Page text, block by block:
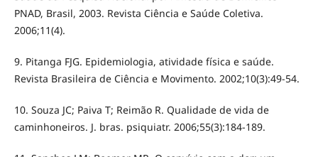
PNAD, Brasil, 2003. Revista Ciência e Saúde Coletiva.
2006;11(4).
9. Pitanga FJG. Epidemiologia, atividade física e saúde.
Revista Brasileira de Ciência e Movimento. 2002;10(3):49-54.
10. Souza JC; Paiva T; Reimão R. Qualidade de vida de
caminhoneiros. J. bras. psiquiatr. 2006;55(3):184-189.